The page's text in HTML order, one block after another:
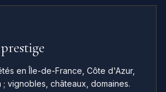
en Île-de-France, Côte d'Azur,
; vignobles, châteaux, domaines.